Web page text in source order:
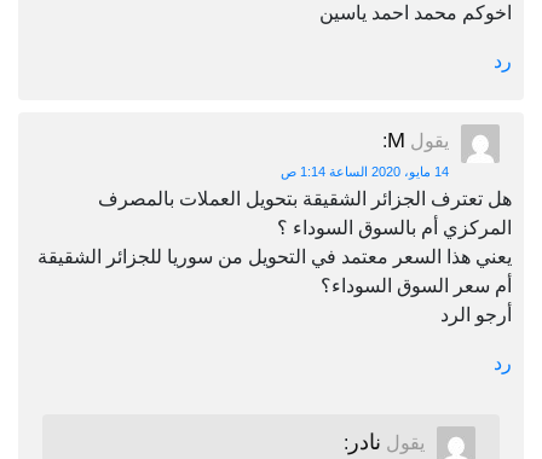
اخوكم محمد احمد ياسين
رد
يقول M
:
14 مايو، 2020 الساعة 1:14 ص
هل تعترف الجزائر الشقيقة بتحويل العملات بالمصرف
المركزي أم بالسوق السوداء ؟
يعني هذا السعر معتمد في التحويل من سوريا للجزائر الشقيقة
أم سعر السوق السوداء؟
أرجو الرد
رد
يقول نادر :